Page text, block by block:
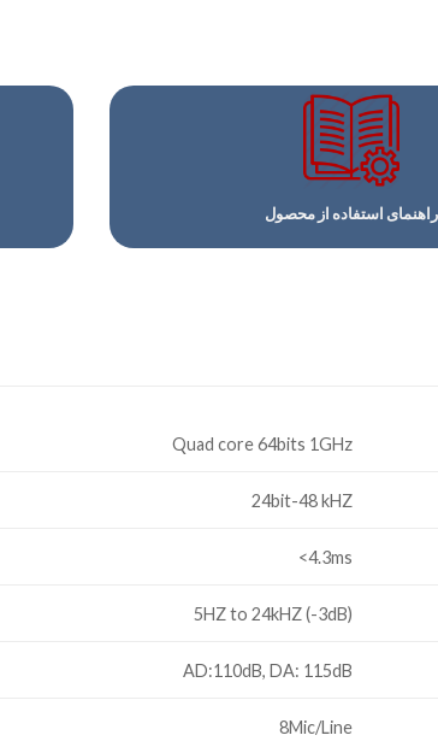
راهنمای استفاده از محصول
Quad core 64bits 1GHz
24bit-48 kHZ
4.3ms>
5HZ to 24kHZ (-3dB)
AD:110dB, DA: 115dB
8Mic/Line